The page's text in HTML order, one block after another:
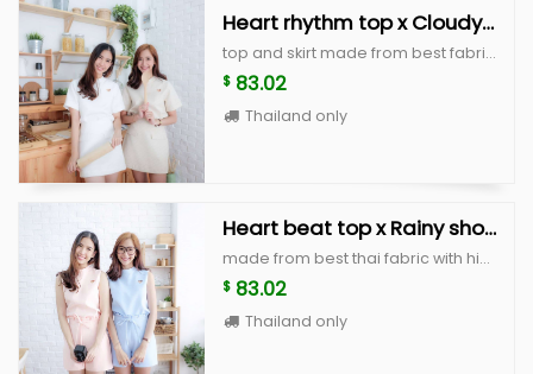
Heart rhythm top x Cloudy skirt
top and skirt made from best fabric in thai and some fabrice import from japan with high quality cutting, unique and cute style heart rhythm top color : white, peach, blue, beige scott(limited) size : breast 36" lenght 18" cloudy skirt color : white, peach, blue, beige scott(limited) size S : waist 25" hip 35" lenght 14" size M : waisr 26-27" hip 36-37" lenght 14"
$ 83.02
Thailand only
Heart beat top x Rainy short
made from best thai fabric with high quality cutting, unique and cute style heart beat top color : white,peach,blue,beige scott size : beast 36" lenght 18" rainy short color : white,peach,blue,beige scott size S : waist 25" hip 35" lenght 15" size M : waist 27" hip 37" lenght 15"
$ 83.02
Thailand only